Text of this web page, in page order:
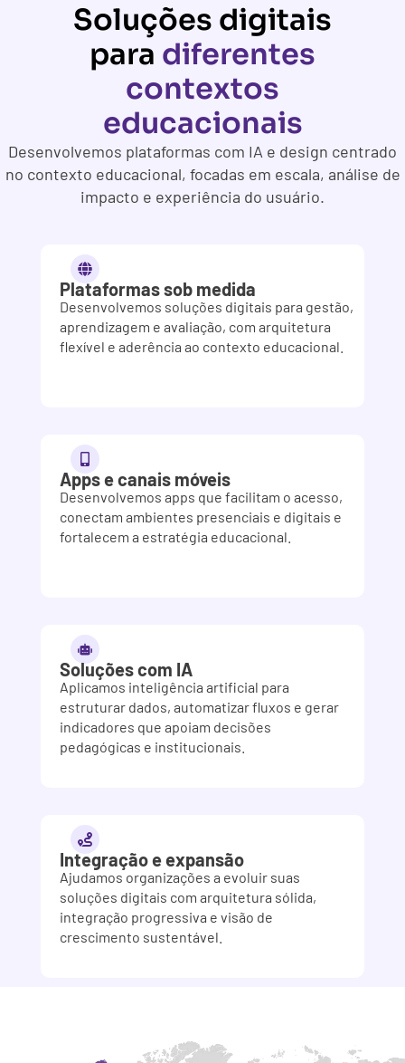
Soluções digitais
para diferentes
contextos
educacionais
Desenvolvemos plataformas com IA e design centrado
no contexto educacional, focadas em escala, análise de
impacto e experiência do usuário.
Plataformas sob medida
Desenvolvemos soluções digitais para gestão,
aprendizagem e avaliação, com arquitetura
flexível e aderência ao contexto educacional.
Apps e canais móveis
Desenvolvemos apps que facilitam o acesso,
conectam ambientes presenciais e digitais e
fortalecem a estratégia educacional.
Soluções com IA
Aplicamos inteligência artificial para
estruturar dados, automatizar fluxos e gerar
indicadores que apoiam decisões
pedagógicas e institucionais.
Integração e expansão
Ajudamos organizações a evoluir suas
soluções digitais com arquitetura sólida,
integração progressiva e visão de
crescimento sustentável.